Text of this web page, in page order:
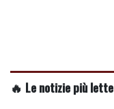
🔥 Le notizie più lette